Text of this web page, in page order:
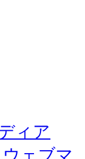
ィア
ウェブマ